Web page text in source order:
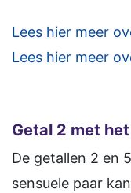
Lees hier meer
Lees hier meer
Getal 2 met
De getallen 2 en
sensuele paar